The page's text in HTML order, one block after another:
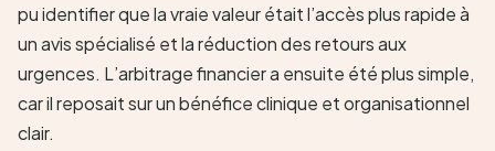
pu identifier que la vraie valeur était l’accès plus rapide à
un avis spécialisé et la réduction des retours aux
urgences. L’arbitrage financier a ensuite été plus simple,
car il reposait sur un bénéfice clinique et organisationnel
clair.